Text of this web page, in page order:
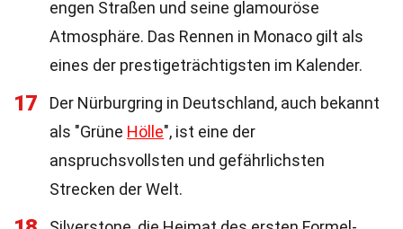
engen Straßen und seine glamouröse
Atmosphäre. Das Rennen in Monaco gilt als
eines der prestigeträchtigsten im Kalender.
17
Der Nürburgring in Deutschland, auch bekannt
als "Grüne Hölle", ist eine der
anspruchsvollsten und gefährlichsten
Strecken der Welt.